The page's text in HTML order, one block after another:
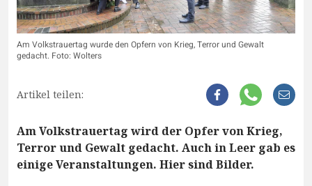
Am Volkstrauertag wurde den Opfern von Krieg, Terror und Gewalt
gedacht. Foto: Wolters
Artikel teilen:
Am Volkstrauertag wird der Opfer von Krieg,
Terror und Gewalt gedacht. Auch in Leer gab es
einige Veranstaltungen. Hier sind Bilder.